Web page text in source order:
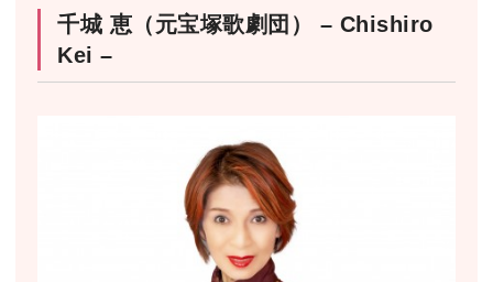
千城 恵（元宝塚歌劇団） – Chishiro
Kei –